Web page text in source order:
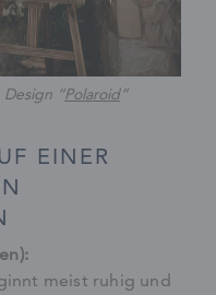
Design “Polaroid”
EINER
meist ruhig und